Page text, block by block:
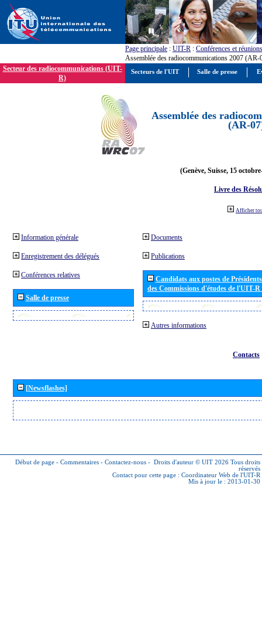
Page principale : UIT-R : Conférences et réunions
Assemblée des radiocommunications 2007 (AR-
Secteur des radiocommunications (UIT-
R)
Assemblée des
(AR-
(Genève, Suisse, 15
Livre des
Afficher
Information générale
Enregistrement des délégués
Conférences relatives
Salle de presse
Documents
Publications
Candidats aux postes de
des Commissions d'études de l'UIT-
Autres informations
Contacts
[Newsflashes]
Début de page - Commentaires - Contactez-nous - Droits d'auteur © UIT 2026 Tous droits
réservés
Contact pour cette page : Coordinateur Web de l'UIT-R
Mis à jour le : 2013-01-30
Secteurs de l'UIT Salle de presse